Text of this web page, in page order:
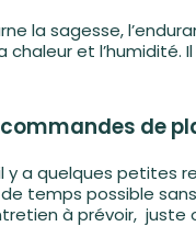
la sagesse,
chaleur et
de
a quelques petites
temps possible
à prévoir,